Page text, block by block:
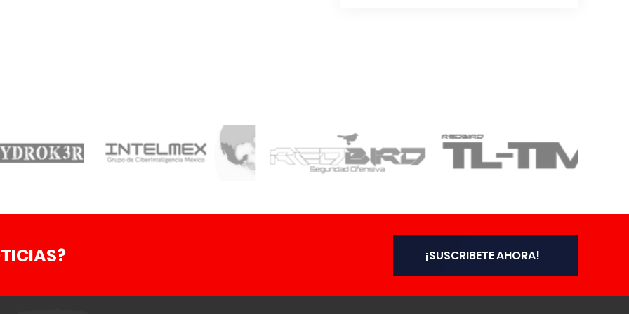
¡SUSCRIBETE AHORA!